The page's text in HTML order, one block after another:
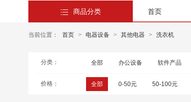
商品分类 首页
当前位置： 首页 > 电器设备 > 其他电器 > 洗衣机
分类： 全部 办公设备 软件产品
价格： 全部 0-50元 50-100元